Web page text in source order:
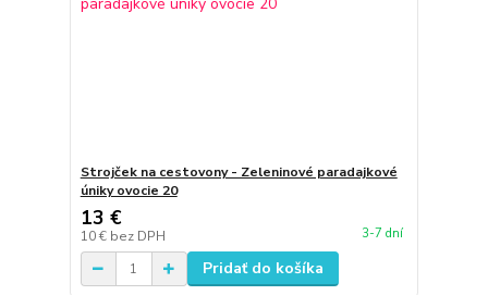
Strojček na cestovony - Zeleninové paradajkové
úniky ovocie 20
13 €
10 € bez DPH 3-7 dní
Pridať do košíka